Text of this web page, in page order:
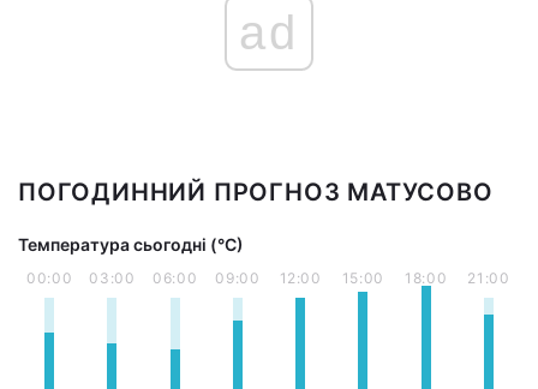
ad
ПОГОДИННИЙ ПРОГНОЗ МАТУСОВО
Температура сьогодні (°С)
00:00 03:00 06:00 09:00 12:00 15:00 18:00 21:00